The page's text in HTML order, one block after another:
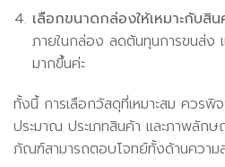
เลือกขนาดกล่องให้เหมาะกับสิน
ภายในกล่อง ลดต้นทุนการขนส่ง แ
มากขึ้นค่ะ
ทั้งนี้ การเลือกวัสดุที่เหมาะสม ควร
ประมาณ ประเภทสินค้า และภาพลัก
ภัณฑ์สามารถตอบโจทย์ทั้งด้านความ